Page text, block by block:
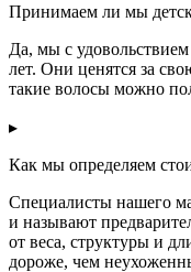
Принимаем ли мы
Да, мы с
лет. Они ценятся за
такие волосы можно
▸
Как мы определяем
Специалисты нашего
и называют
от веса, структуры и
дороже, чем